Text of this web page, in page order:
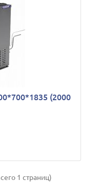
(2000
1 страниц)